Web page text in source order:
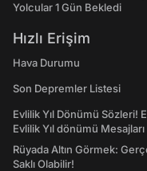
Yolcular 1 Gün Bekledi
Hızlı Erişim
Hava Durumu
Son Depremler Listesi
Evlilik Yıl Dönümü Sözleri!
Evlilik Yıl dönümü Mesajları
Rüyada Altın Görmek:
Saklı Olabilir!